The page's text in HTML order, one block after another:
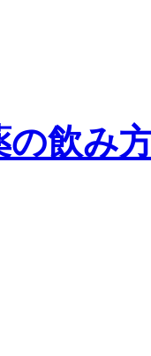
の飲み